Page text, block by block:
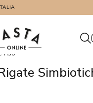
riso